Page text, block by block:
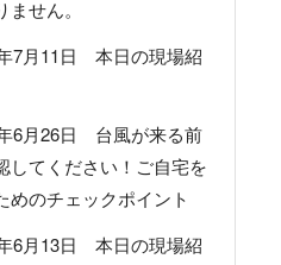
ません。
7月11日 本日の現場紹
6月26日 台風が来る前
してください！ご自宅を
めのチェックポイント
6月13日 本日の現場紹